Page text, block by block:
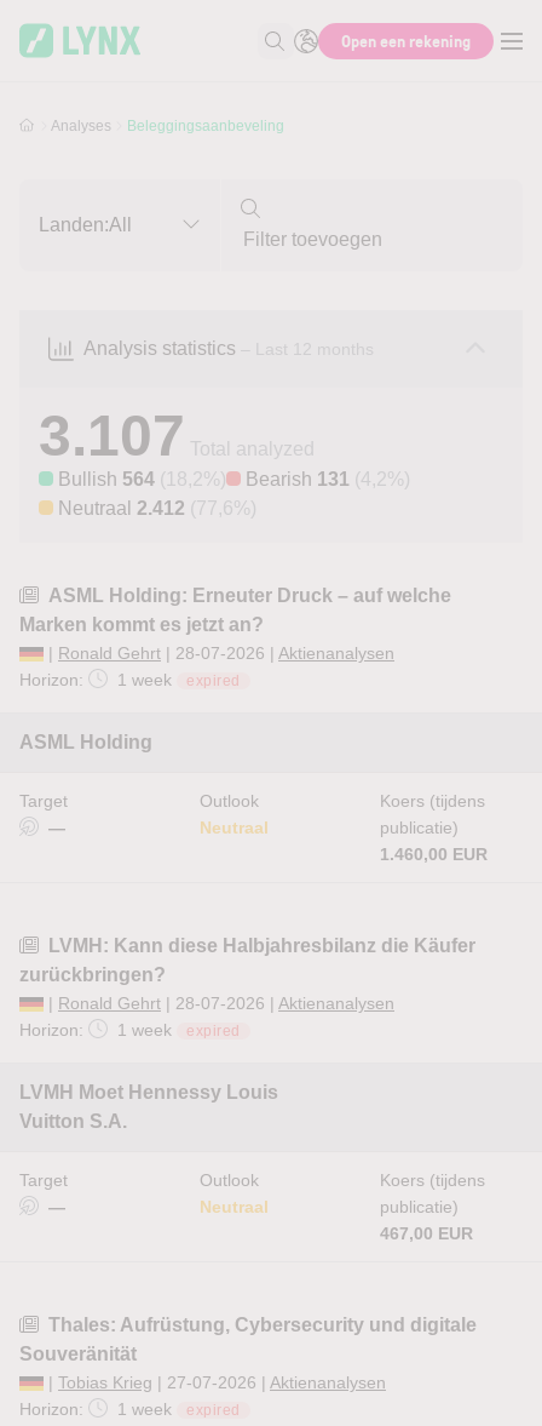
Zoek naar informatie
Open een rekening
Analyses Beleggingsaanbeveling
Landen:All
Analysis statistics – Last 12 months
3.107 Total analyzed
Bullish 564 (18,2%) Bearish 131 (4,2%)
Neutraal 2.412 (77,6%)
ASML Holding: Erneuter Druck – auf welche
Marken kommt es jetzt an?
| Ronald Gehrt | 28-07-2026 | Aktienanalysen
Horizon:
1 week expired
ASML Holding
Target
—
Outlook
Neutraal
Koers (tijdens
publicatie)
1.460,00 EUR
LVMH: Kann diese Halbjahresbilanz die Käufer
zurückbringen?
| Ronald Gehrt | 28-07-2026 | Aktienanalysen
Horizon:
1 week expired
LVMH Moet Hennessy Louis
Vuitton S.A.
Target
—
Outlook
Neutraal
Koers (tijdens
publicatie)
467,00 EUR
Thales: Aufrüstung, Cybersecurity und digitale
Souveränität
| Tobias Krieg | 27-07-2026 | Aktienanalysen
Horizon:
1 week expired